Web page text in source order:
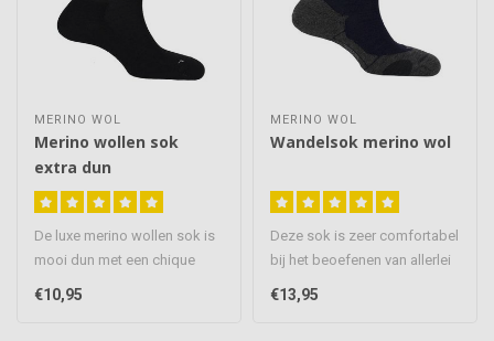
MERINO WOL
Merino wollen sok
extra dun
De luxe merino wollen sok is
mooi dun met een chique
€10,95
MERINO WOL
Wandelsok merino wol
Deze sok is zeer comfortabel
bij het beoefenen van allerlei
€13,95